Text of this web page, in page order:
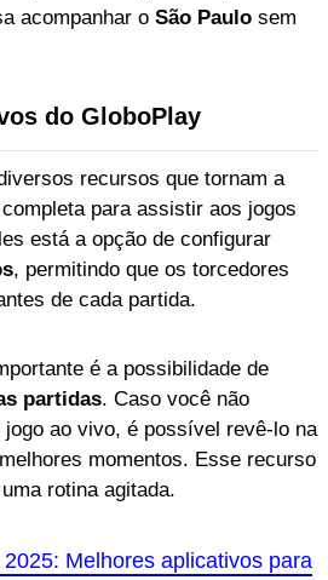
acompanhar o São Paulo sem
do GloboPlay
recursos que tornam a
para assistir aos jogos
está a opção de configurar
, permitindo que os torcedores
de cada partida.
é a possibilidade de
partidas. Caso você não
ao vivo, é possível revê-lo na
momentos. Esse recurso
rotina agitada.
Melhores aplicativos para